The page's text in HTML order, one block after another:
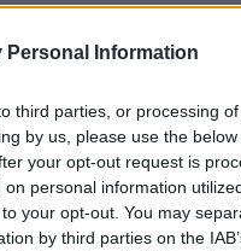
Personal Information
third parties, or processing
by us, please use the
your opt-out request is
personal information
your opt-out. You may
by third parties on the
entre atores
relevante para as